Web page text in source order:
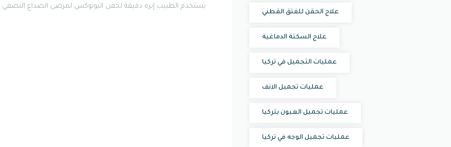
يستخدم الطبيب إبرة دقيقة لحقن البوتوكس لمرضى الصداع النصفي
علاج الحقن للفتق القطني
علاج السكتة الدماغية
عمليات التجميل في تركيا
عمليات تجميل الانف
عمليات تجميل العيون بتركيا
عمليات تجميل الوجه في تركيا